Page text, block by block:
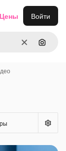
ОчиститьПоиск
Цены Войти